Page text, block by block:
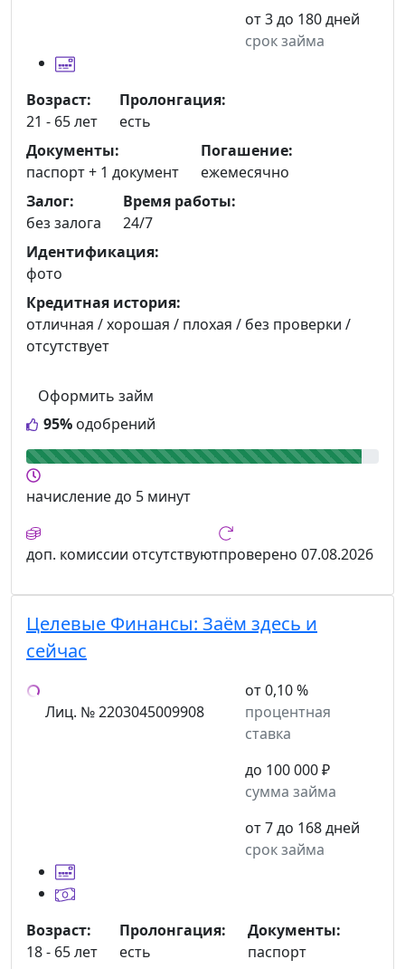
от 3 до 180 дней
срок займа
95% одобрений
Оформить займ
Возраст:
21 - 65 лет
Пролонгация:
есть
Документы:
паспорт + 1 документ
Погашение:
ежемесячно
Залог:
без залога
Время работы:
24/7
Идентификация:
фото
Кредитная история:
отличная / хорошая / плохая / без проверки /
отсутствует
начислениедо 5 минут
доп. комиссии отсутствуютпроверено 07.08.2026
Целевые Финансы: Заём здесь и
сейчас
Лиц. № 2203045009908
от 0,10 %
процентная
ставка
до 100 000 ₽
сумма займа
от 7 до 168 дней
срок займа
Возраст:
18 - 65 лет
Пролонгация:
есть
Документы:
паспорт